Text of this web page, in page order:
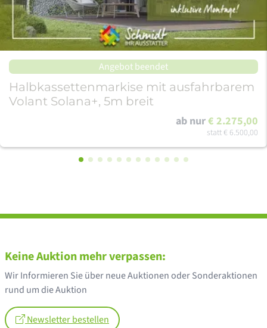
Angebot beendet
Halbkassettenmarkise mit ausfahrbarem
Volant Solana+, 5m breit
ab nur€ 2.275,00
statt€ 6.500,00
Keine Auktion mehr verpassen:
Wir Informieren Sie über neue Auktionen oder Sonderaktionen
rund um die Auktion
Newsletter bestellen